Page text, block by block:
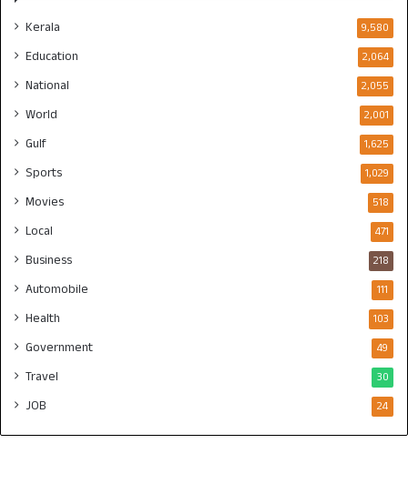
Kerala 9,580
Education 2,064
National 2,055
World 2,001
Gulf 1,625
Sports 1,029
Movies 518
Local 471
Business 218
Automobile 111
Health 103
Government 49
Travel 30
JOB 24